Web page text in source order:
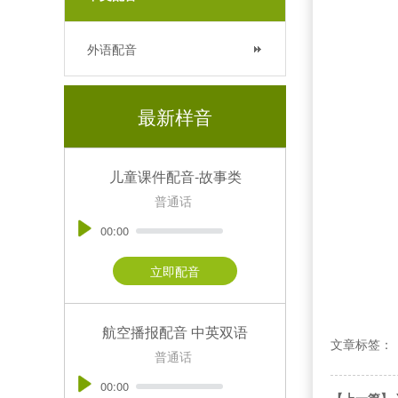
外语配音
最新样音
儿童课件配音-故事类
普通话
00:00
立即配音
航空播报配音 中英双语
普通话
00:00
文章标签：